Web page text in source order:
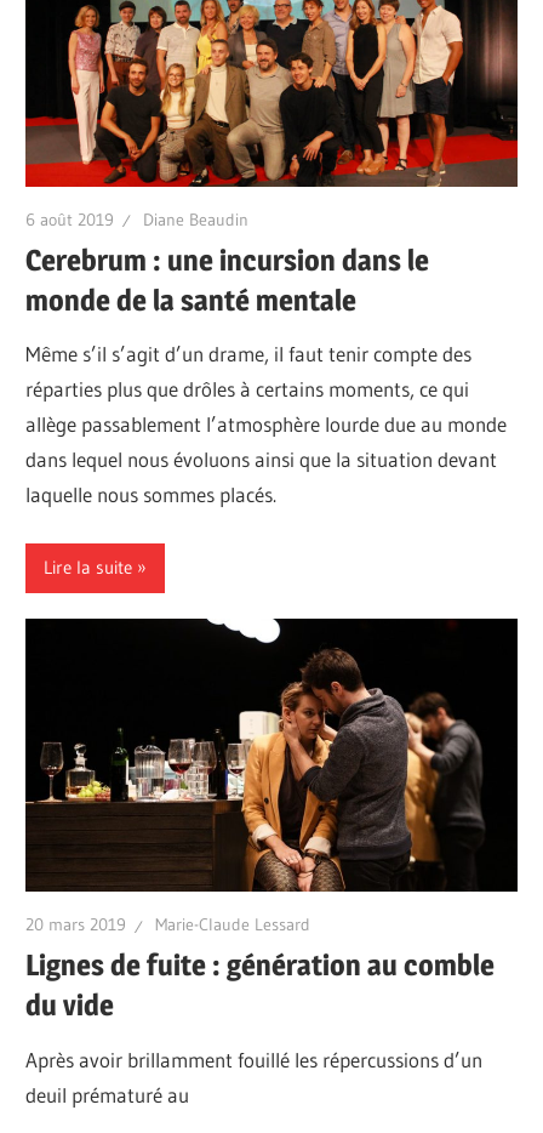
6 août 2019 Diane Beaudin
Cerebrum : une incursion dans le
monde de la santé mentale
Même s’il s’agit d’un drame, il faut tenir compte des
réparties plus que drôles à certains moments, ce qui
allège passablement l’atmosphère lourde due au monde
dans lequel nous évoluons ainsi que la situation devant
laquelle nous sommes placés.
Lire la suite
20 mars 2019 Marie-Claude Lessard
Lignes de fuite : génération au comble
du vide
Après avoir brillamment fouillé les répercussions d’un
deuil prématuré au